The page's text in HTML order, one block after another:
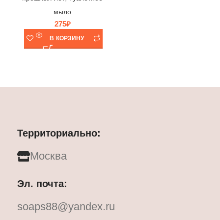
мыло
275₽
В КОРЗИНУ
Территориально:
Москва
Эл. почта:
soaps88@yandex.ru